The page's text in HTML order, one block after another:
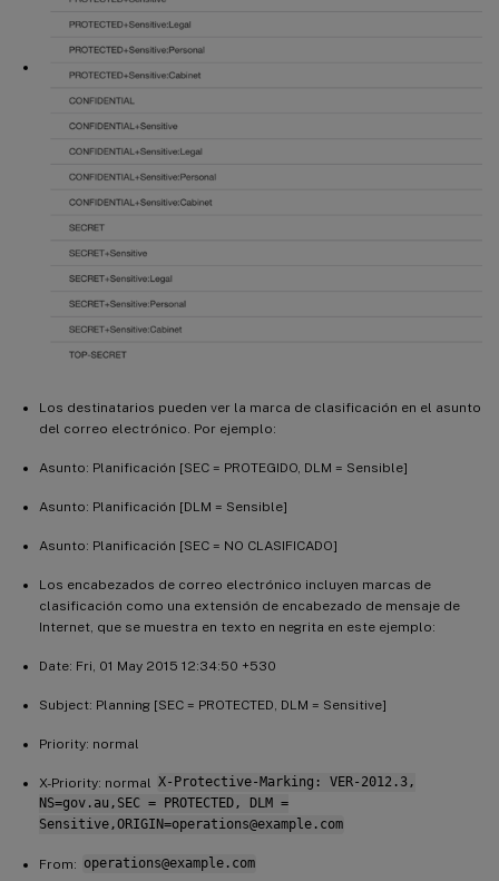
Los destinatarios pueden ver la marca de clasificación en el asunto
del correo electrónico. Por ejemplo:
Asunto: Planificación [SEC = PROTEGIDO, DLM = Sensible]
Asunto: Planificación [DLM = Sensible]
Asunto: Planificación [SEC = NO CLASIFICADO]
Los encabezados de correo electrónico incluyen marcas de
clasificación como una extensión de encabezado de mensaje de
Internet, que se muestra en texto en negrita en este ejemplo:
Date: Fri, 01 May 2015 12:34:50 +530
Subject: Planning [SEC = PROTECTED, DLM = Sensitive]
Priority: normal
X-Priority: normal X-Protective-Marking: VER-2012.3,
NS=gov.au,SEC = PROTECTED, DLM =
Sensitive,ORIGIN=operations@example.com
From: operations@example.com